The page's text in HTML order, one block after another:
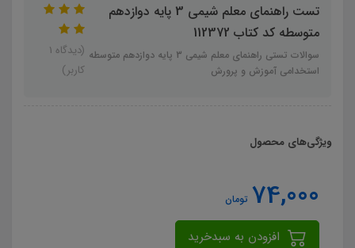
تست راهنمای معلم شیمی 3 پایه دوازدهم
متوسطه کد کتاب 112372
سوالات تستی راهنمای معلم شیمی 3 پایه دوازدهم متوسطه
استخدامی آموزش و پرورش
(دیدگاه 1
کاربر)
ویژگی‌های محصول
74,000 تومان